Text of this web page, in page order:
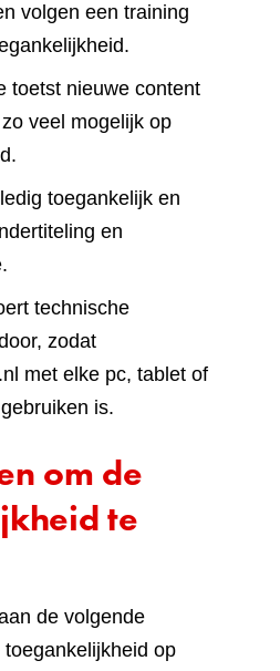
volgen een training
toetst nieuwe content
veel mogelijk op
toegankelijk en
en
technische
zodat
met elke pc, tablet of
is.
om de
te
de volgende
op